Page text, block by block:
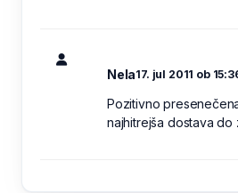
Nela17. jul 2011 ob
Pozitivno
najhitrejša dostava do